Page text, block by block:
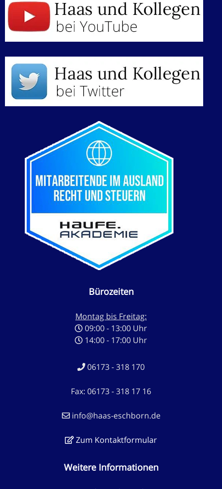
Bürozeiten
Montag bis Freitag:
09:00 - 13:00 Uhr
14:00 - 17:00 Uhr
06173 - 318 170
Fax: 06173 - 318 17 16
info@haas-eschborn.de
Zum Kontaktformular
Weitere Informationen